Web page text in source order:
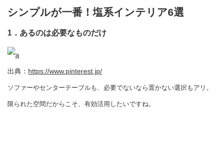
シンプルが一番！塩系インテリア6選
1．あるのは必要なものだけ
出典： https://www.pinterest.jp/
ソファーやセンターテーブルも、必要でないなら置かない選択もアリ。
限られた空間だからこそ、有効活用したいですね。